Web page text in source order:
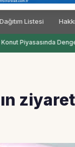
Dağıtım Listesi
Konut Piyasasında